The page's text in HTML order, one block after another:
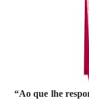
“Ao que lhe